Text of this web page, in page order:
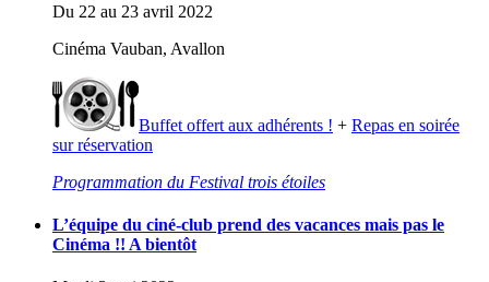
Du 22 au 23 avril 2022
Cinéma Vauban, Avallon
Buffet offert aux adhérents ! + Repas en soirée
sur réservation
Programmation du Festival trois étoiles
L’équipe du ciné-club prend des vacances mais pas le
Cinéma !! A bientôt